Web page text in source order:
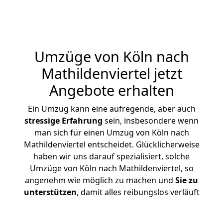
Umzüge von Köln nach
Mathildenviertel jetzt
Angebote erhalten
Ein Umzug kann eine aufregende, aber auch
stressige Erfahrung sein, insbesondere wenn
man sich für einen Umzug von Köln nach
Mathildenviertel entscheidet. Glücklicherweise
haben wir uns darauf spezialisiert, solche
Umzüge von Köln nach Mathildenviertel, so
angenehm wie möglich zu machen und Sie zu
unterstützen, damit alles reibungslos verläuft